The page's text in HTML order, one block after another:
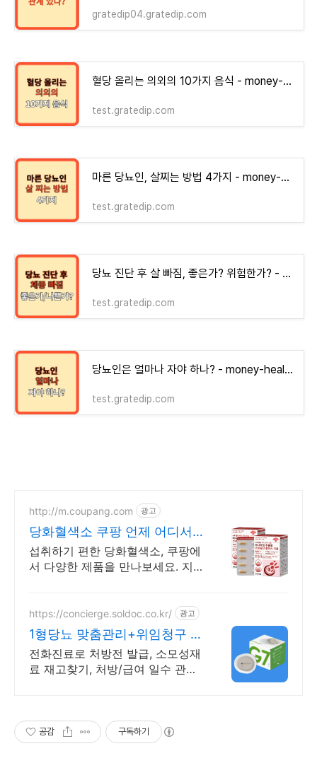
gratedip04.gratedip.com
혈당 올리는 의외의 10가지 음식 - money-health
test.gratedip.com
마른 당뇨인, 살찌는 방법 4가지 - money-health
test.gratedip.com
당뇨 진단 후 살 빠짐, 좋은가? 위험한가? - money-health
test.gratedip.com
당뇨인은 얼마나 자야 하나? - money-health
test.gratedip.com
http://m.coupang.com 광고
당화혈색소 쿠팡 언제 어디서
나 간편하게
섭취하기 편한 당화혈색소, 쿠팡에
서 다양한 제품을 만나보세요. 지
https://concierge.soldoc.co.kr/ 광고
1형당뇨 맞춤관리+위임청구 복
잡한 청구 절차 ZERO
전화진료로 처방전 발급, 소모성재
료 재고찾기, 처방/급여 일수 관리
공감 구독하기